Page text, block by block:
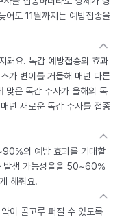
어도 11월까지는 예방접종을
돼요. 독감 예방접종의 효과
가 변이를 거듭해 매년 다른
맞은 독감 주사가 올해의 독
년 새로운 독감 주사를 접종
의 예방 효과를 기대할
발생 가능성을을 50~60%
해줘요.
이 골고루 퍼질 수 있도록